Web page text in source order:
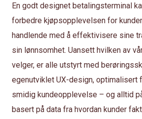
En godt designet betalingsterminal
forbedre kjøpsopplevelsen for
handlende med å effektivisere sine
sin lønnsomhet. Uansett hvilken av
velger, er alle utstyrt med
egenutviklet UX-design, optimalisert
smidig kundeopplevelse – og alltid
basert på data fra hvordan kunder